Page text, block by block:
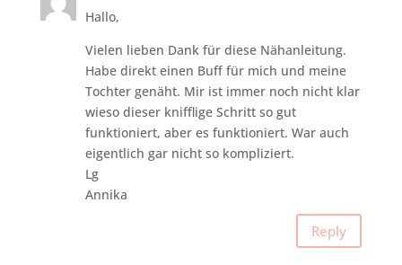
Hallo,
Vielen lieben Dank für diese Nähanleitung.
Habe direkt einen Buff für mich und meine
Tochter genäht. Mir ist immer noch nicht klar
wieso dieser knifflige Schritt so gut
funktioniert, aber es funktioniert. War auch
eigentlich gar nicht so kompliziert.
Lg
Annika
Reply